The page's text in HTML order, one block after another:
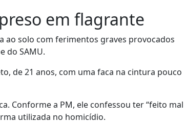
em flagrante
ao solo com ferimentos graves provocados
do SAMU.
de 21 anos, com uma faca na cintura pouco
Conforme a PM, ele confessou ter “feito mal
utilizada no homicídio.